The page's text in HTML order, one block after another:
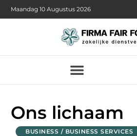
Maandag 10 Augustus 2026
Ons lichaam
BUSINESS / BUSINESS SERVICES